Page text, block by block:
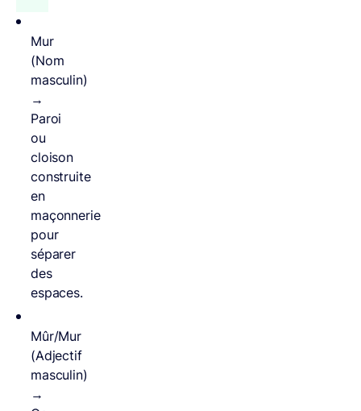
Mur
(Nom
masculin)
→
Paroi
ou
cloison
construite
en
maçonnerie
pour
séparer
des
espaces.
Mûr/Mur
(Adjectif
masculin)
→